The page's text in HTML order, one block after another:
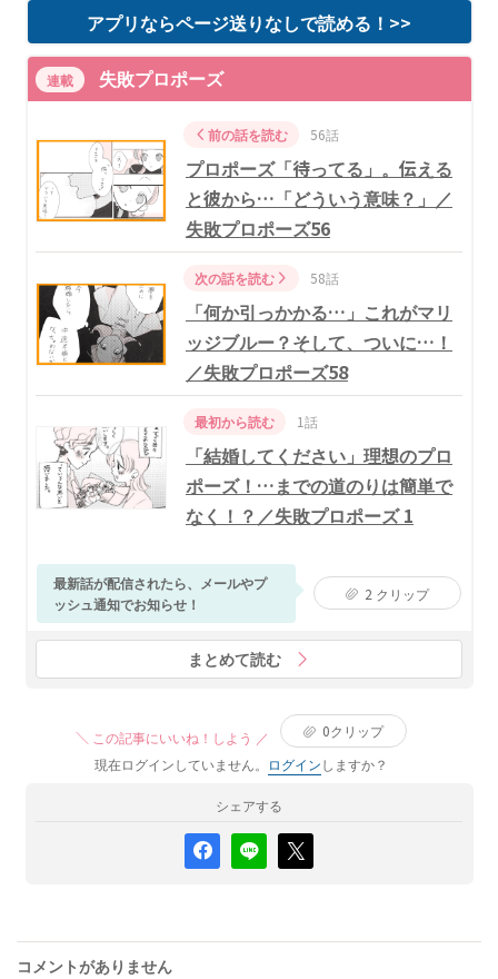
アプリならページ送りなしで読める！>>
連載 失敗プロポーズ
前の話を読む 56話
プロポーズ「待ってる」。伝える
と彼から…「どういう意味？」／
失敗プロポーズ56
次の話を読む 58話
「何か引っかかる…」これがマリ
ッジブルー？そして、ついに…！
／失敗プロポーズ58
最初から読む 1話
「結婚してください」理想のプロ
ポーズ！…までの道のりは簡単で
なく！？／失敗プロポーズ 1
最新話が配信されたら、メールやプ
ッシュ通知でお知らせ！
2 クリップ
まとめて読む
＼ この記事にいいね！しよう ／ 0クリップ
現在ログインしていません。
ログインしますか？
シェアする
コメントがありません